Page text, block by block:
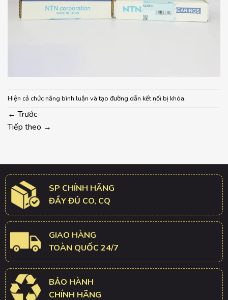
Hiện cả chức năng bình luận và tạo đường dẫn kết nối bị khóa.
← Trước
Tiếp theo →
SP CHÍNH HÃNG
ĐẦY ĐỦ CO, CQ
GIAO HÀNG
TOÀN QUỐC 24/7
BẢO HÀNH
CHÍNH HÃNG